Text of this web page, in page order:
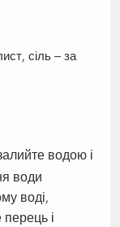
сіль – за
водою і
води
воді,
і